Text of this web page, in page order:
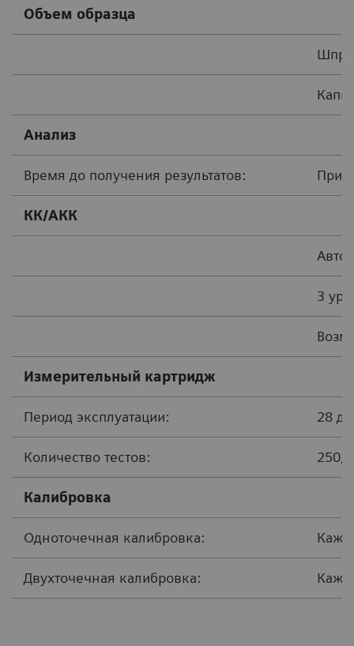
Объем образца
Анализ
Время до получения результатов:
КК/АКК
3
Измерительный картридж
Период эксплуатации: 28
Количество тестов:
Калибровка
Одноточечная калибровка:
Двухточечная калибровка: